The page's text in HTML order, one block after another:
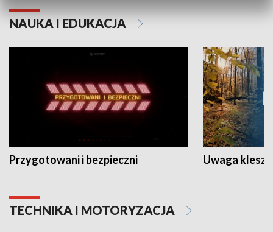
NAUKA I EDUKACJA
Przygotowani i bezpieczni Uwaga
TECHNIKA I MOTORYZACJA